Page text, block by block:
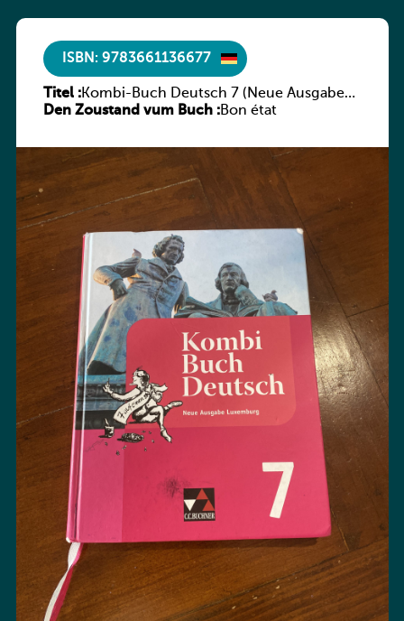
ISBN: 9783661136677
Titel :Kombi-Buch Deutsch 7 (Neue Ausgabe
Luxemburg)
Den Zoustand vum Buch :Bon état